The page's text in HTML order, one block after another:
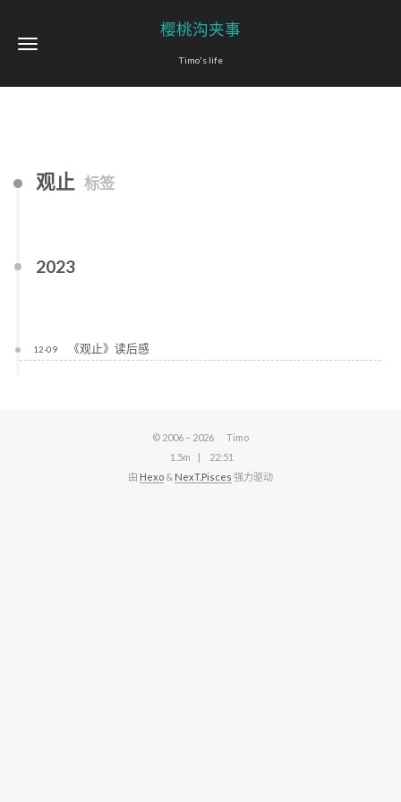
樱桃沟夹事
Timo's life
观止 标签
2023
12-09 《观止》读后感
© 2006 – 2026
Timo
1.5m
22:51
由 Hexo & NexT.Pisces 强力驱动